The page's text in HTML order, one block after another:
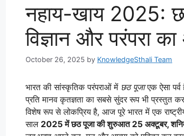
नहाय-खाय 2025:
विज्ञान और परंपरा
October 26, 2025 by KnowledgeSthali Team
भारत की सांस्कृतिक परंपराओं में छठ पूजाएक ऐसा
प्रति मानव कृतज्ञता का सबसे सुंदर रूप भी प्रस्तुत
विशेष रूप से लोकप्रिय है, आज पूरे भारत में एक
साल 2025 में छठ पूजा की शुरुआत 25 अक्टूबर,